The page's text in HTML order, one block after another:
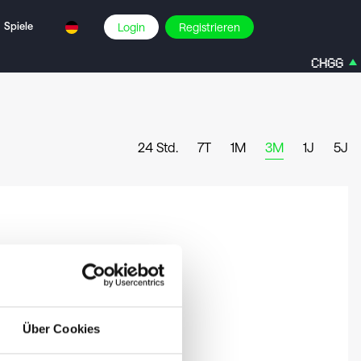
Über Cookies
Spiele Login Registrieren
CHGG
24 Std. 7T 1M 3M 1J 5J